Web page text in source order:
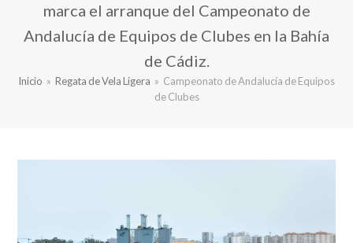
marca el arranque del Campeonato de
Andalucía de Equipos de Clubes en la Bahía
de Cádiz.
Inicio » Regata de Vela Ligera » Campeonato de Andalucía de Equipos
de Clubes